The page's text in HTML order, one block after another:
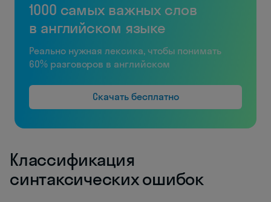
1000 самых важных слов
в английском языке
Реально нужная лексика, чтобы понимать
60% разговоров в английском
Скачать бесплатно
Классификация
синтаксических ошибок